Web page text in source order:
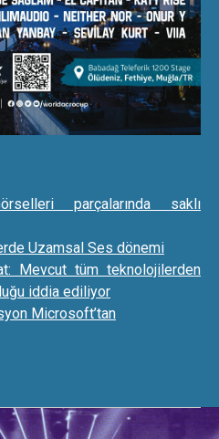
parçalarında saklı
Uzamsal Ses dönemi
Mevcut tüm teknolojilerden
iddia ediliyor
Microsoft’tan